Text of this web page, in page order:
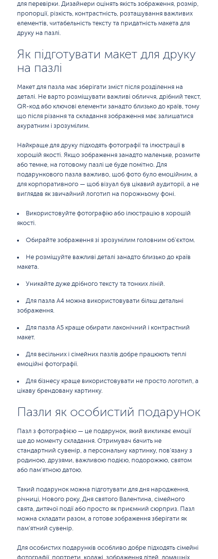
для перевірки. Дизайнери оцінять якість зображення, розмір,
пропорції, різкість, контрастність, розташування важливих
елементів, читабельність тексту та придатність макета для
друку на пазлі.
Як підготувати макет для друку
на пазлі
Макет для пазла має зберігати зміст після розділення на
деталі. Не варто розміщувати важливі обличчя, дрібний текст,
QR-код або ключові елементи занадто близько до країв, тому
що після різання та складання зображення має залишатися
акуратним і зрозумілим.
Найкраще для друку підходять фотографії та ілюстрації в
хорошій якості. Якщо зображення занадто маленьке, розмите
або темне, на готовому пазлі це буде помітно. Для
подарункового пазла важливо, щоб фото було емоційним, а
для корпоративного — щоб візуал був цікавий аудиторії, а не
виглядав як звичайний логотип на порожньому фоні.
Використовуйте фотографію або ілюстрацію в хорошій
якості.
Обирайте зображення зі зрозумілим головним об’єктом.
Не розміщуйте важливі деталі занадто близько до країв
макета.
Уникайте дуже дрібного тексту та тонких ліній.
Для пазла A4 можна використовувати більш детальні
зображення.
Для пазла A5 краще обирати лаконічний і контрастний
макет.
Для весільних і сімейних пазлів добре працюють теплі
емоційні фотографії.
Для бізнесу краще використовувати не просто логотип, а
цікаву брендовану картинку.
Пазли як особистий подарунок
Пазл з фотографією — це подарунок, який викликає емоції
ще до моменту складання. Отримувач бачить не
стандартний сувенір, а персональну картинку, пов’язану з
родиною, друзями, важливою подією, подорожжю, святом
або пам’ятною датою.
Такий подарунок можна підготувати для дня народження,
річниці, Нового року, Дня святого Валентина, сімейного
свята, дитячої події або просто як приємний сюрприз. Пазл
можна складати разом, а готове зображення зберігати як
пам’ятний сувенір.
Для особистих подарунків особливо добре підходять сімейні
фотографії, портрети, колажі, зображення дітей, домашніх